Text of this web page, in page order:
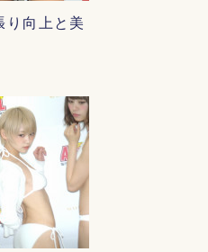
り向上と美